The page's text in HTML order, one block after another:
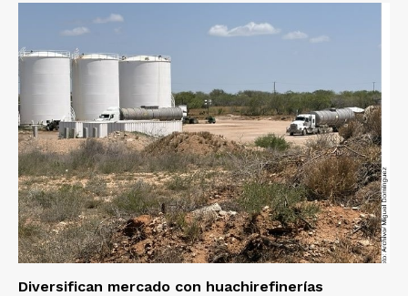
Diversifican mercado con huachirefinerías